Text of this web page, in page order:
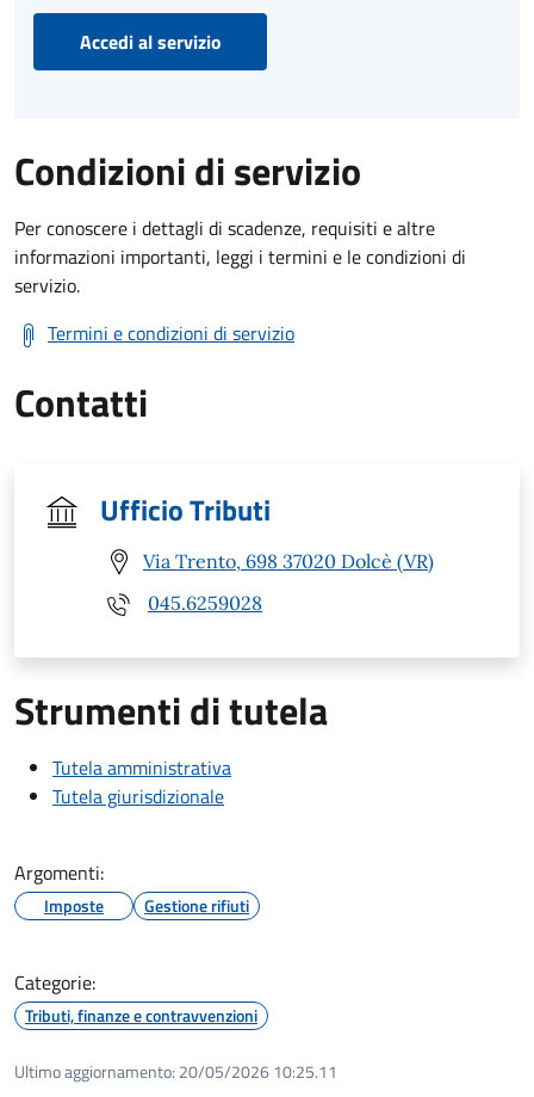
Accedi al servizio
Condizioni di servizio
Per conoscere i dettagli di scadenze, requisiti e altre
informazioni importanti, leggi i termini e le condizioni di
servizio.
Termini e condizioni di servizio
Contatti
Ufficio Tributi
Via Trento, 698 37020 Dolcè (VR)
045.6259028
Strumenti di tutela
Tutela amministrativa
Tutela giurisdizionale
Argomenti:
Imposte Gestione rifiuti
Categorie:
Tributi, finanze e contravvenzioni
Ultimo aggiornamento: 20/05/2026 10:25.11